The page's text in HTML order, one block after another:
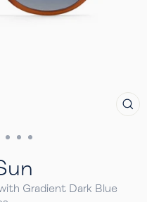
Gradient Dark Blue